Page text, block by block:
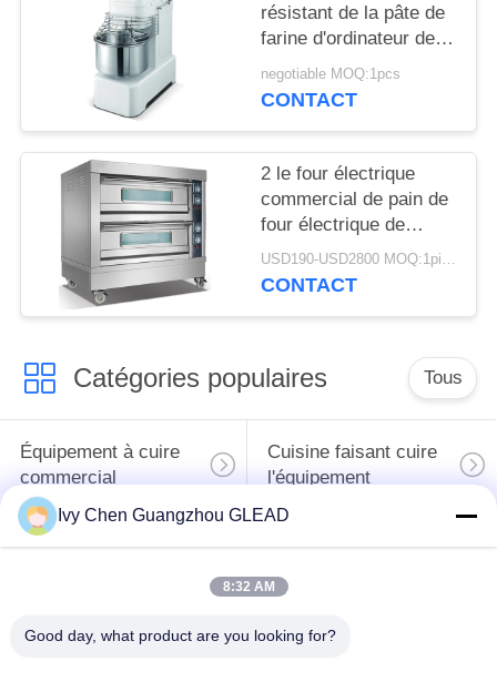
PRIVACY
POLICY
résistant de la pâte de
farine d'ordinateur de
four commercial micro
de cuisson
negotiable MOQ:1pcs
CONTACT
2 le four électrique
commercial de pain de
four électrique de
Baker de casserole de
la plate-forme 4 libère
USD190-USD2800 MOQ:1piece
CONTACT
Catégories populaires Tous
Équipement à cuire
commercial
Cuisine faisant cuire
l'équipement
Machines de
denrées alimentaires
alimentaires
Ivy Chen Guangzhou GLEAD
8:32 AM
Good day, what product are you looking for?